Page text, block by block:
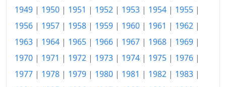
1955
183.35
1956
185.84
192.00
1958
196.54
1949 | 1950 | 1951 | 1952 | 1953 | 1954 | 1955 |
1956 | 1957 | 1958 | 1959 | 1960 | 1961 | 1962 |
1963 | 1964 | 1965 | 1966 | 1967 | 1968 | 1969 |
1970 | 1971 | 1972 | 1973 | 1974 | 1975 | 1976 |
1977 | 1978 | 1979 | 1980 | 1981 | 1982 | 1983 |